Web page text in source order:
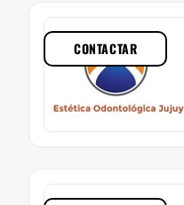
CONTACTAR